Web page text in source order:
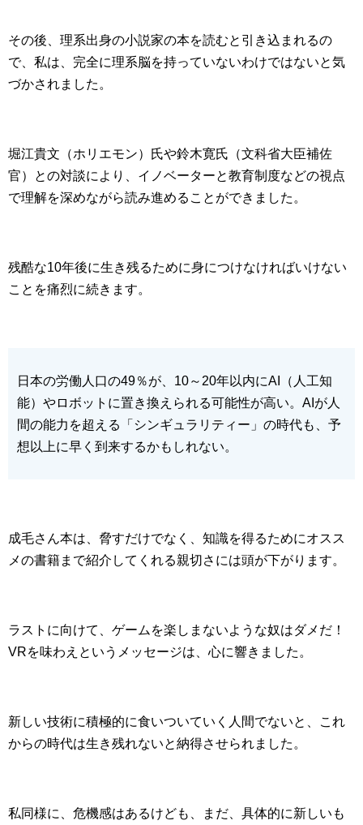
その後、理系出身の小説家の本を読むと引き込まれるの
で、私は、完全に理系脳を持っていないわけではないと気
づかされました。
堀江貴文（ホリエモン）氏や鈴木寛氏（文科省大臣補佐
官）との対談により、イノベーターと教育制度などの視点
で理解を深めながら読み進めることができました。
残酷な10年後に生き残るために身につけなければいけない
ことを痛烈に続きます。
日本の労働人口の49％が、10～20年以内にAI（人工知
能）やロボットに置き換えられる可能性が高い。AIが人
間の能力を超える「シンギュラリティー」の時代も、予
想以上に早く到来するかもしれない。
成毛さん本は、脅すだけでなく、知識を得るためにオスス
メの書籍まで紹介してくれる親切さには頭が下がります。
ラストに向けて、ゲームを楽しまないような奴はダメだ！
VRを味わえというメッセージは、心に響きました。
新しい技術に積極的に食いついていく人間でないと、これ
からの時代は生き残れないと納得させられました。
私同様に、危機感はあるけども、まだ、具体的に新しいも